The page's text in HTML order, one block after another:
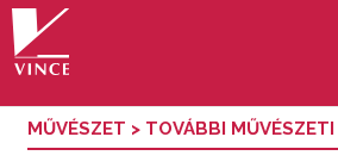
MŰVÉSZET > TOVÁBBI MŰVÉSZETI